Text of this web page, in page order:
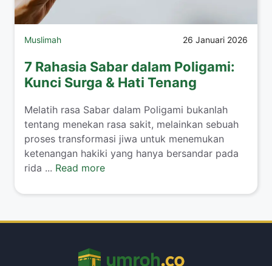
Muslimah 26 Januari 2026
7 Rahasia Sabar dalam Poligami:
Kunci Surga & Hati Tenang
​Melatih rasa Sabar dalam Poligami bukanlah
tentang menekan rasa sakit, melainkan sebuah
proses transformasi jiwa untuk menemukan
ketenangan hakiki yang hanya bersandar pada
rida ... Read more